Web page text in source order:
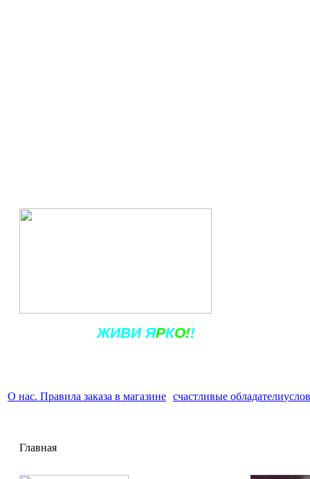
ЖИВИ ЯРКО!!
О нас. Правила заказа в магазине счастливые обладатели
Главная